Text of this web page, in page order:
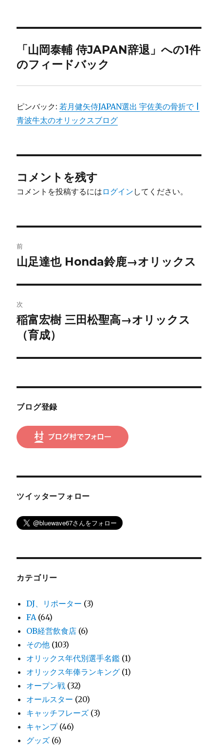
「山岡泰輔 侍JAPAN辞退」への1件
のフィードバック
ピンバック: 若月健矢侍JAPAN選出 宇佐美の骨折で |
青波牛太のオリックスブログ
コメントを残す
コメントを投稿するには ログイン してください。
稿
ビ
ゲ
ー
シ
ン
前
前
投
稿:
山足達也 Honda鈴鹿→オリックス
次
次
の
稿:
稲富宏樹 三田松聖高→オリックス
（育成）
ブログ登録
ツイッターフォロー
カテゴリー
DJ、リポーター (3)
FA (64)
OB経営飲食店 (6)
その他 (103)
オリックス年代別選手名鑑 (1)
オリックス年俸ランキング (1)
オープン戦 (32)
オールスター (20)
キャッチフレーズ (3)
キャンプ(46)
グッズ (6)